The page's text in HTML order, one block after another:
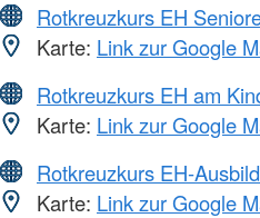
Rotkreuzkurs EH
Karte: Link zur Google
Rotkreuzkurs EH am
Karte: Link zur Google
Rotkreuzkurs EH-
Karte: Link zur Google